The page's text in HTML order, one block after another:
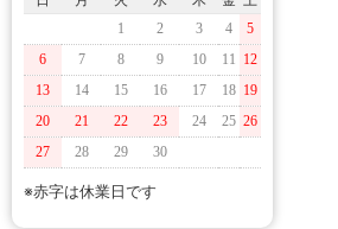
1
2 3 4
5
6
7 8 9 10 11 12
13
14 15 16 17 18 19
20
21 22 23 24 25 26
27
28 29 30
※赤字は休業日です